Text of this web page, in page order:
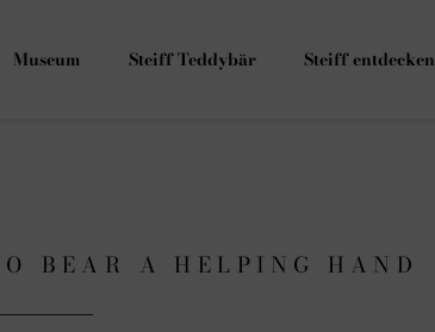
Museum Steiff Teddybär Steiff entdecken
BEAR A HELPING HAND